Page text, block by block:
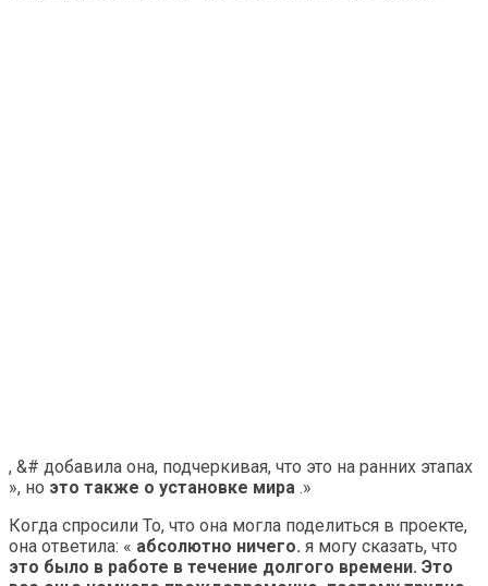
, &# добавила она, подчеркивая, что это на ранних этапах
», но это также о установке мира .»
Когда спросили То, что она могла поделиться в проекте,
она ответила: « абсолютно ничего. я могу сказать, что
это было в работе в течение долгого времени. Это